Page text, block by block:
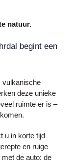
natuur.
begint een
vulkanische
deze unieke
ruimte er is –
u in korte tijd
en ruige
de auto: de